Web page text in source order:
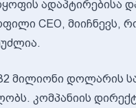
ადაპტირებისა
CEO, მიიჩნევს,
მილიონი დოლარის
კომპანიის